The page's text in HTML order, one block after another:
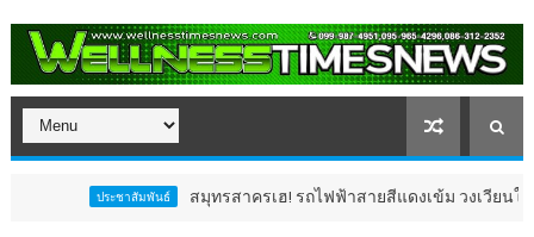
ประชาสัมพันธ์ สมุทรสาครเฮ! รถไฟฟ้าสายสีแดงเข้ม วงเวียนใหญ่–ม